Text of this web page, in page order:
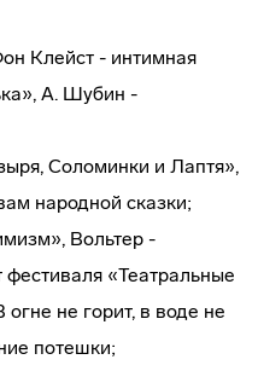
Клейст - интимная
А. Шубин -
Соломинки и Лаптя»,
народной сказки;
Вольтер -
«Театральные
огне не горит, в воде не
потешки;